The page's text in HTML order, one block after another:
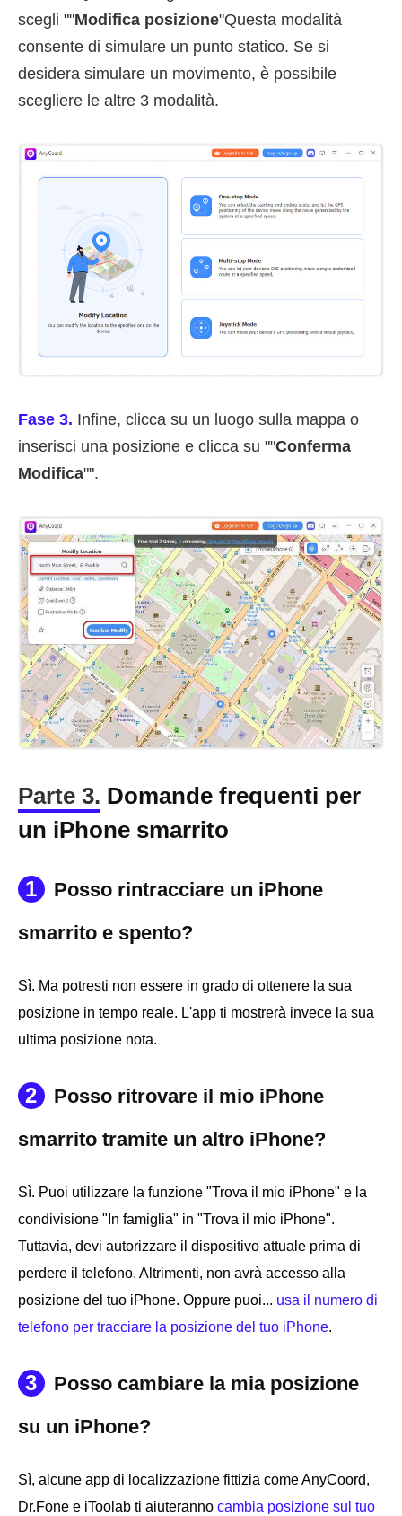
scegli ""Modifica posizione"Questa modalità
consente di simulare un punto statico. Se si
desidera simulare un movimento, è possibile
scegliere le altre 3 modalità.
Fase 3. Infine, clicca su un luogo sulla mappa o
inserisci una posizione e clicca su ""Conferma
Modifica"".
Parte 3. Domande frequenti per
un iPhone smarrito
1
Posso rintracciare un iPhone
smarrito e spento?
Sì. Ma potresti non essere in grado di ottenere la sua
posizione in tempo reale. L'app ti mostrerà invece la sua
ultima posizione nota.
2
Posso ritrovare il mio iPhone
smarrito tramite un altro iPhone?
Sì. Puoi utilizzare la funzione "Trova il mio iPhone" e la
condivisione "In famiglia" in "Trova il mio iPhone".
Tuttavia, devi autorizzare il dispositivo attuale prima di
perdere il telefono. Altrimenti, non avrà accesso alla
posizione del tuo iPhone. Oppure puoi... usa il numero di
telefono per tracciare la posizione del tuo iPhone.
3
Posso cambiare la mia posizione
su un iPhone?
Sì, alcune app di localizzazione fittizia come AnyCoord,
Dr.Fone e iToolab ti aiuteranno cambia posizione sul tuo